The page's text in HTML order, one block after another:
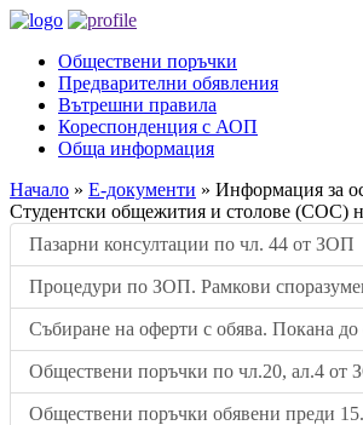
Обществени поръчки
Предварителни обявления
Вътрешни правила
Кореспонденция с АОП
Обща информация
Начало » Е-документи » Информация за
Студентски общежития и столове (СОС)
Пазарни консултации по чл. 44 от ЗОП
Процедури по ЗОП. Рамкови
Събиране на оферти с обява. Покана
Обществени поръчки по чл.20, ал.4 от
Обществени поръчки обявени преди